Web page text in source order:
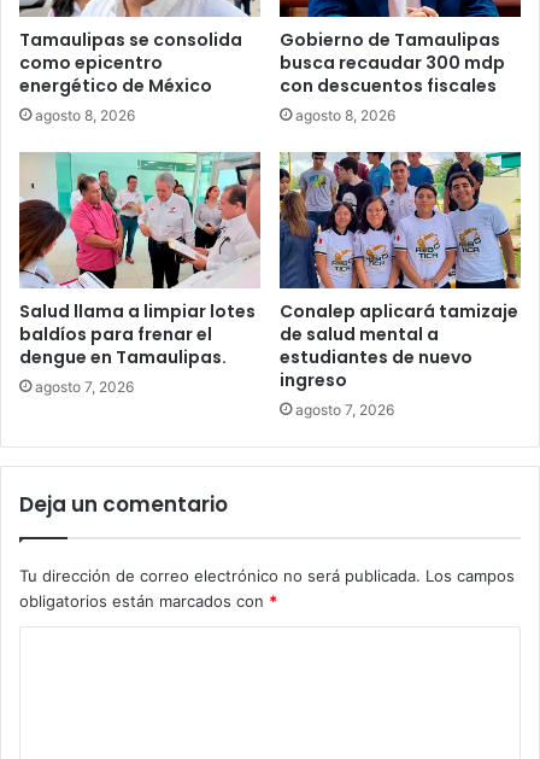
Tamaulipas se consolida
como epicentro
energético de México
agosto 8, 2026
Gobierno de Tamaulipas
busca recaudar 300 mdp
con descuentos fiscales
agosto 8, 2026
Salud llama a limpiar lotes
baldíos para frenar el
dengue en Tamaulipas.
agosto 7, 2026
Conalep aplicará tamizaje
de salud mental a
estudiantes de nuevo
ingreso
agosto 7, 2026
Deja un comentario
Tu dirección de correo electrónico no será publicada. Los campos
obligatorios están marcados con *